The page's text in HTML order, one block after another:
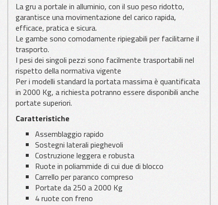
La gru a portale in alluminio, con il suo peso ridotto,
garantisce una movimentazione del carico rapida,
efficace, pratica e sicura.
Le gambe sono comodamente ripiegabili per facilitarne il
trasporto.
I pesi dei singoli pezzi sono facilmente trasportabili nel
rispetto della normativa vigente
Per i modelli standard la portata massima è quantificata
in 2000 Kg, a richiesta potranno essere disponibili anche
portate superiori.
Caratteristiche
Assemblaggio rapido
Sostegni laterali pieghevoli
Costruzione leggera e robusta
Ruote in poliammide di cui due di blocco
Carrello per paranco compreso
Portate da 250 a 2000 Kg
4 ruote con freno